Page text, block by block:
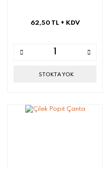
62,50 TL + KDV
STOKTA YOK